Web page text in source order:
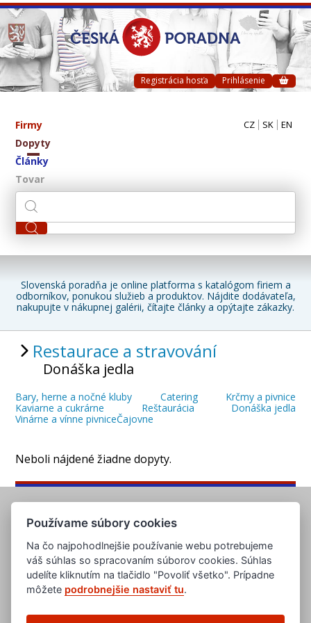
Registrácia hosťa Prihlásenie
Firmy
Dopyty
Články
Tovar
CZ SK EN
Slovenská poradňa je online platforma s katalógom firiem a
odborníkov, ponukou služieb a produktov. Nájdite dodávateľa,
nakupujte v nákupnej galérii, čítajte články a opýtajte zákazky.
Restaurace a stravování
Donáška jedla
Bary, herne a nočné kluby Catering
Krčmy a pivnice
Kaviarne a cukrárne
Reštaurácia
Donáška jedla
Vinárne a vínne pivniceČajovne
Neboli nájdené žiadne dopyty.
www.evropska-databanka.cz
Používame súbory cookies
Na čo najpohodlnejšie používanie webu potrebujeme
váš súhlas so spracovaním súborov cookies. Súhlas
udelíte kliknutím na tlačidlo "Povoliť všetko". Prípadne
môžete podrobnejšie nastaviť tu.